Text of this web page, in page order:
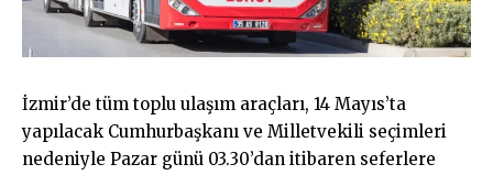
İzmir’de tüm toplu ulaşım araçları, 14 Mayıs’ta
yapılacak Cumhurbaşkanı ve Milletvekili seçimleri
nedeniyle Pazar günü 03.30’dan itibaren seferlere